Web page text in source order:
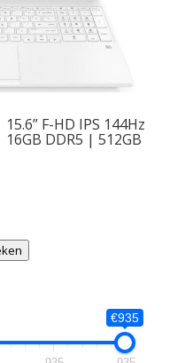
F-HD IPS 144Hz
DDR5 | 512GB
€935